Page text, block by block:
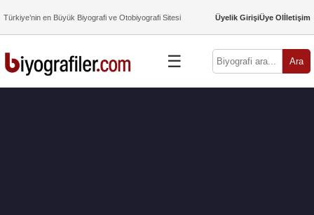
Türkiye’nin en Büyük Biyografi ve Otobiyografi Sitesi Üyelik GirişiÜye Olİletişim
☰ Ara